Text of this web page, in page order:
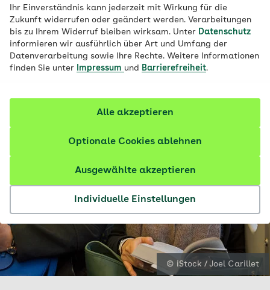
Ihr Einverständnis kann jederzeit mit Wirkung für die
Zukunft widerrufen oder geändert werden. Verarbeitungen
bis zu Ihrem Widerruf bleiben wirksam. Unter Datenschutz
informieren wir ausführlich über Art und Umfang der
Datenverarbeitung sowie Ihre Rechte. Weitere Informationen
finden Sie unter
Impressum und Barrierefreiheit.
Individuelle Einstellungen
Ausgewählte akzeptieren
Optionale Cookies ablehnen
Alle akzeptieren
Fachlich geprüft
© iStock / Joel Carillet